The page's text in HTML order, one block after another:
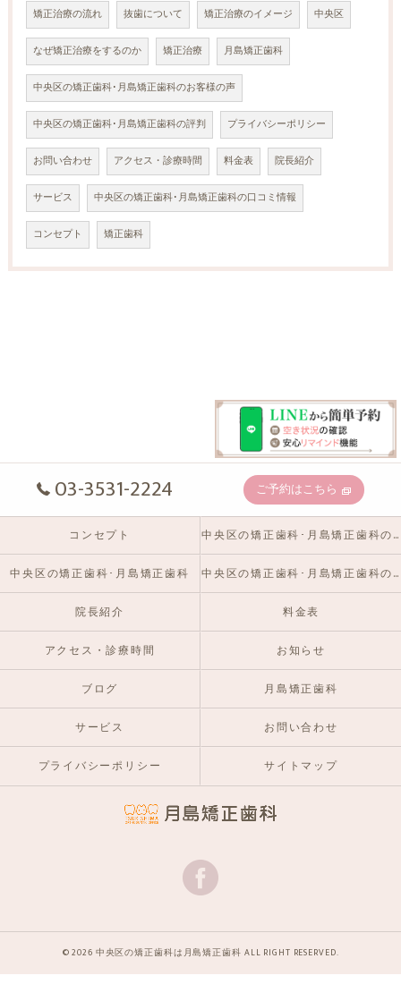
矯正治療の流れ 抜歯について 矯正治療のイメージ 中央区
なぜ矯正治療をするのか 矯正治療 月島矯正歯科
中央区の矯正歯科･月島矯正歯科のお客様の声
中央区の矯正歯科･月島矯正歯科の評判 プライバシーポリシー
お問い合わせ アクセス・診療時間 料金表 院長紹介
サービス 中央区の矯正歯科･月島矯正歯科の口コミ情報
コンセプト 矯正歯科
03-3531-2224 ご予約はこちら
コンセプト 中央区の矯正歯科･月島矯正歯科の口コミ情報
中央区の矯正歯科･月島矯正歯科 中央区の矯正歯科･月島矯正歯科のお客様の声
院長紹介 料金表
アクセス・診療時間 お知らせ
ブログ 月島矯正歯科
サービス お問い合わせ
プライバシーポリシー サイトマップ
© 2026 中央区の矯正歯科は月島矯正歯科 ALL RIGHT RESERVED.